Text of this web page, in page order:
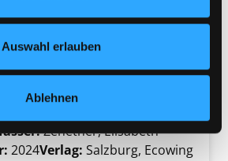
finden Sie in unserer
Auswahl erlauben
Ablehnen
Hamburg, Rowohlt
Sachbuch
des Klimas
die Zukunft mehr Vernunft
Zehetner, ElisabethSuche
2024Verlag: Salzburg, Ecowing